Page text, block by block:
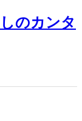
のカンタ